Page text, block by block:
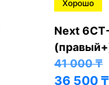
Хорошо
Next
41 000₸
36 500₸